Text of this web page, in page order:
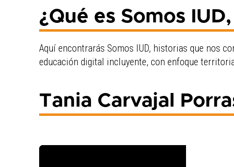
¿Qué es Somos
Aquí encontrarás Somos IUD, historias que nos
educación digital incluyente, con enfoque
Tania Carvajal